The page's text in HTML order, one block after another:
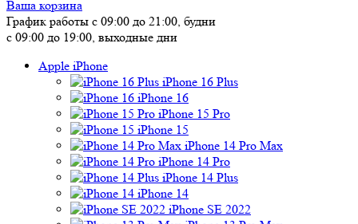
Ваша корзина
График работы с 09:00 до 21:00, будни
с 09:00 до 19:00, выходные дни
Apple iPhone
iPhone 16 Plus
iPhone 16
iPhone 15 Pro
iPhone 15
iPhone 14 Pro Max
iPhone 14 Pro
iPhone 14 Plus
iPhone 14
iPhone SE 2022